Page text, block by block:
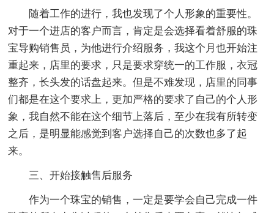
随着工作的进行，我也发现了个人形象的重要性。
对于一个进店的客户而言，肯定是会选择看着舒服的珠
宝导购销售员，为他进行介绍服务，我这个月也开始注
重起来，店里的要求，只是要求穿统一的工作服，衣冠
整齐，长头发的话盘起来。但是不难发现，店里的同事
们都是在这个要求上，更加严格的要求了自己的个人形
象，我自然不能在这个细节上落后，至少在我有所转变
之后，是明显能感觉到客户选择自己的次数也多了起
来。
三、开始接触售后服务
作为一个珠宝的销售，一定是要学会自己完成一件